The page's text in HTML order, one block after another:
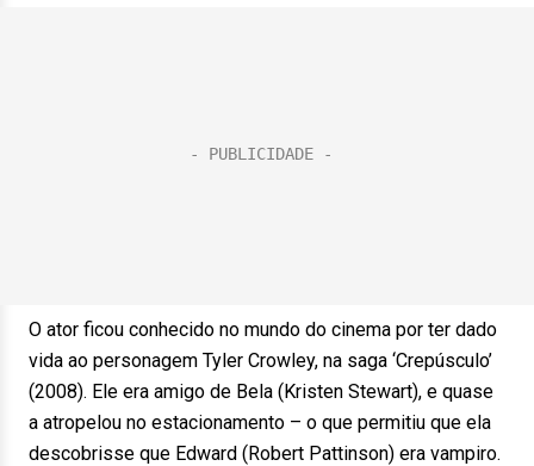
O ator ficou conhecido no mundo do cinema por ter dado
vida ao personagem Tyler Crowley, na saga ‘Crepúsculo’
(2008). Ele era amigo de Bela (Kristen Stewart), e quase
a atropelou no estacionamento – o que permitiu que ela
descobrisse que Edward (Robert Pattinson) era vampiro.